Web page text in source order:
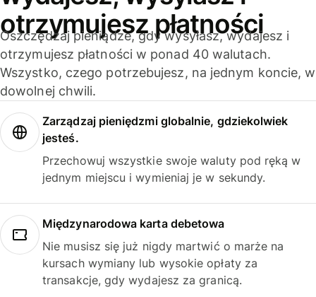
otrzymujesz płatności
Oszczędzaj pieniądze, gdy wysyłasz, wydajesz i
otrzymujesz płatności w ponad 40 walutach.
Wszystko, czego potrzebujesz, na jednym koncie, w
dowolnej chwili.
Zarządzaj pieniędzmi globalnie, gdziekolwiek
jesteś.
Przechowuj wszystkie swoje waluty pod ręką w
jednym miejscu i wymieniaj je w sekundy.
Międzynarodowa karta debetowa
Nie musisz się już nigdy martwić o marże na
kursach wymiany lub wysokie opłaty za
transakcje, gdy wydajesz za granicą.